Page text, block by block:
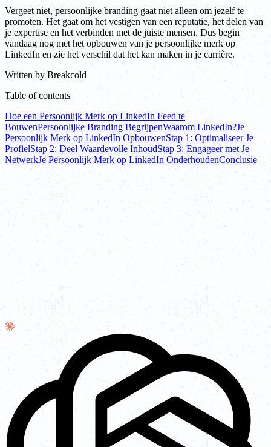
Vergeet niet, persoonlijke branding gaat niet alleen om jezelf te
promoten. Het gaat om het vestigen van een reputatie, het delen van
je expertise en het verbinden met de juiste mensen. Dus begin
vandaag nog met het opbouwen van je persoonlijke merk op
LinkedIn en zie het verschil dat het kan maken in je carrière.
Written by Breakcold
Table of contents
Hoe een Persoonlijk Merk op LinkedIn Feed te
BouwenPersoonlijke Branding BegrijpenWaarom LinkedIn?Je
Persoonlijk Merk op LinkedIn OpbouwenStap 1: Optimaliseer Je
ProfielStap 2: Deel Waardevolle InhoudStap 3: Engageer met Je
NetwerkJe Persoonlijk Merk op LinkedIn OnderhoudenConclusie